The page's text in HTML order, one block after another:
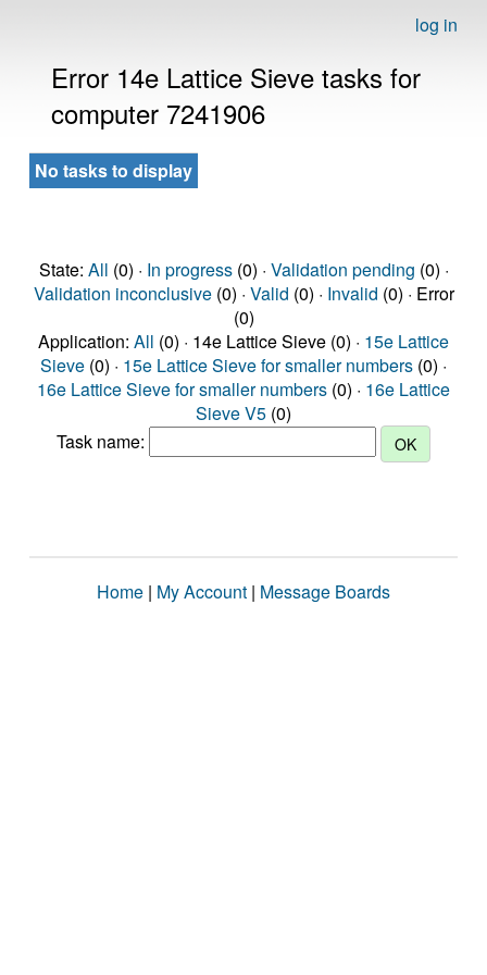
log in
Error 14e Lattice Sieve tasks for
computer 7241906
No tasks to display
State: All (0) · In progress(0) · Validation pending (0) ·
Validation inconclusive(0) · Valid (0) · Invalid (0) · Error
(0)
Application: All (0) · 14e Lattice Sieve (0) · 15e Lattice
Sieve (0) · 15e Lattice Sieve for smaller numbers (0) ·
16e Lattice Sieve for smaller numbers (0) · 16e Lattice
Sieve V5 (0)
Task name:
Home | My Account | Message Boards